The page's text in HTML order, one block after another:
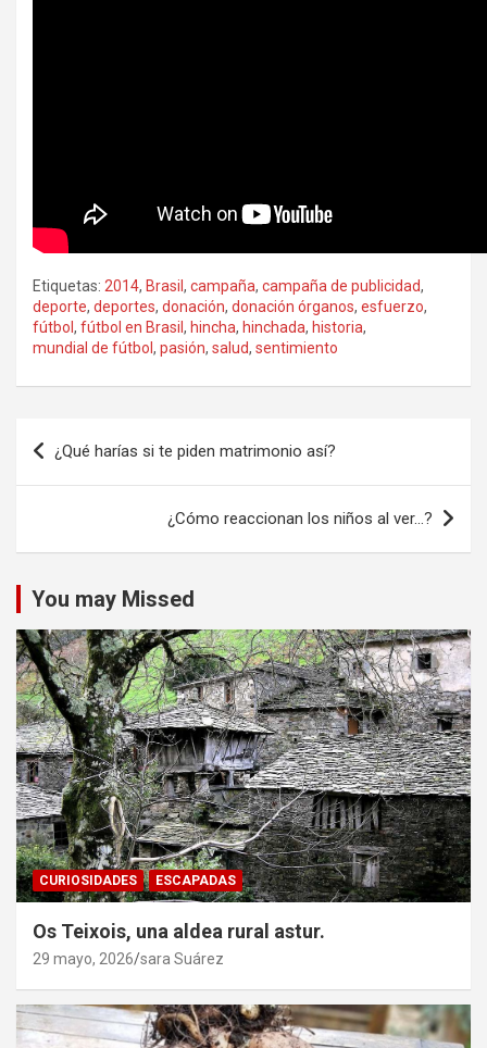
Etiquetas: 2014, Brasil , campaña, campaña de publicidad,
deporte, deportes, donación, donación órganos, esfuerzo,
fútbol , fútbol en Brasil , hincha, hinchada, historia,
mundial de fútbol , pasión, salud, sentimiento
Navegación
de
¿Qué harías si te piden matrimonio así?
¿Cómo reaccionan los niños al ver…?
You may Missed
CURIOSIDADES ESCAPADAS
Os Teixois, una aldea rural astur.
29 mayo, 2026 sara Suárez